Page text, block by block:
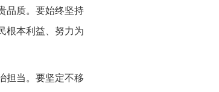
品质。要始终坚持
根本利益、努力为
担当。要坚定不移